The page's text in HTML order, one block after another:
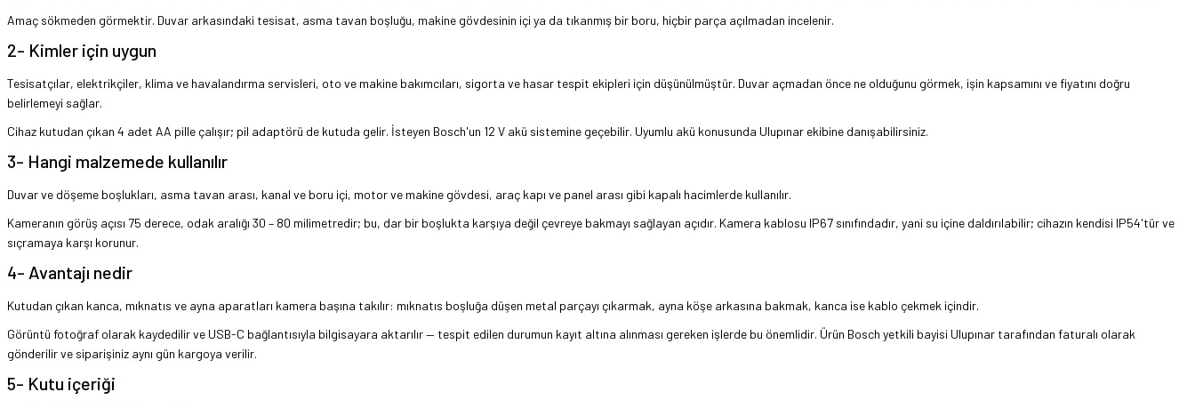
Amaç sökmeden görmektir. Duvar arkasındaki tesisat, asma tavan boşluğu, makine gövdesinin içi ya da tıkanmış bir boru, hiçbir parça açılmadan incelenir.
2- Kimler için uygun
Tesisatçılar, elektrikçiler, klima ve havalandırma servisleri, oto ve makine bakımcıları, sigorta ve hasar tespit ekipleri için düşünülmüştür. Duvar açmadan önce ne olduğunu görmek, işin kapsamını ve fiyatını doğru
belirlemeyi sağlar.
Cihaz kutudan çıkan 4 adet AA pille çalışır; pil adaptörü de kutuda gelir. İsteyen Bosch'un 12 V akü sistemine geçebilir. Uyumlu akü konusunda Ulupınar ekibine danışabilirsiniz.
3- Hangi malzemede kullanılır
Duvar ve döşeme boşlukları, asma tavan arası, kanal ve boru içi, motor ve makine gövdesi, araç kapı ve panel arası gibi kapalı hacimlerde kullanılır.
Kameranın görüş açısı 75 derece, odak aralığı 30 – 80 milimetredir; bu, dar bir boşlukta karşıya değil çevreye bakmayı sağlayan açıdır. Kamera kablosu IP67 sınıfındadır, yani su içine daldırılabilir; cihazın kendisi IP54'tür ve
sıçramaya karşı korunur.
4- Avantajı nedir
Kutudan çıkan kanca, mıknatıs ve ayna aparatları kamera başına takılır: mıknatıs boşluğa düşen metal parçayı çıkarmak, ayna köşe arkasına bakmak, kanca ise kablo çekmek içindir.
Görüntü fotoğraf olarak kaydedilir ve USB-C bağlantısıyla bilgisayara aktarılır — tespit edilen durumun kayıt altına alınması gereken işlerde bu önemlidir. Ürün Bosch yetkili bayisi Ulupınar tarafından faturalı olarak
gönderilir ve siparişiniz aynı gün kargoya verilir.
5- Kutu içeriği